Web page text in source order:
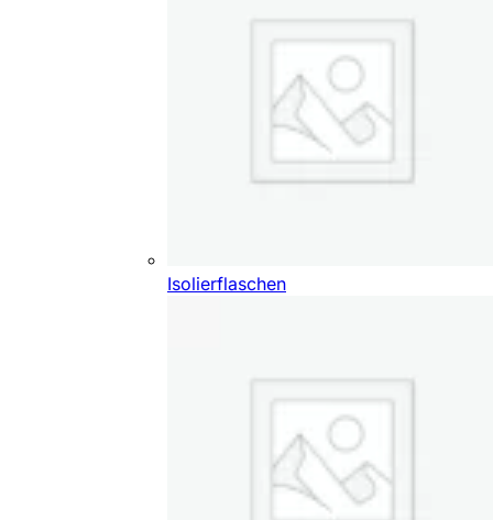
Isolierflaschen